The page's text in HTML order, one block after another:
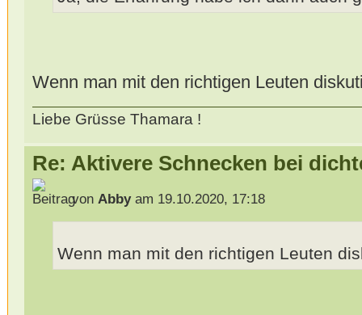
Wenn man mit den richtigen Leuten
Liebe Grüsse Thamara !
Re: Aktivere Schnecken bei
von Abbyam 19.10.2020, 17:18
Wenn man mit den richtigen Leuten